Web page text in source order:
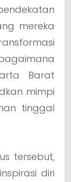
mereka
Barat
mimpi
tinggal
tersebut,
diri